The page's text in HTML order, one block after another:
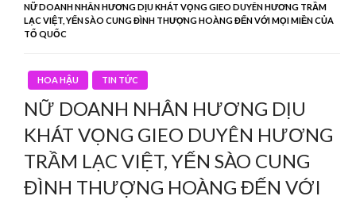
NỮ DOANH NHÂN HƯƠNG DỊU KHÁT VỌNG GIEO DUYÊN HƯƠNG TRẦM
LẠC VIỆT, YẾN SÀO CUNG ĐÌNH THƯỢNG HOÀNG ĐẾN VỚI MỌI MIỀN CỦA
TỔ QUỐC
HOA HẬU TIN TỨC
NỮ DOANH NHÂN HƯƠNG DỊU
KHÁT VỌNG GIEO DUYÊN HƯƠNG
TRẦM LẠC VIỆT, YẾN SÀO CUNG
ĐÌNH THƯỢNG HOÀNG ĐẾN VỚI